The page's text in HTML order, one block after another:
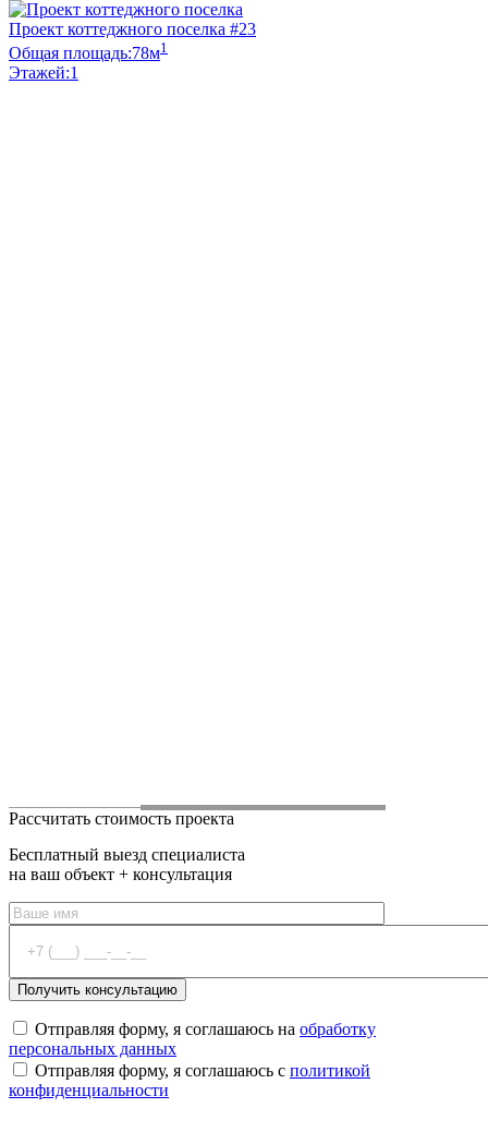
Проект коттеджного поселка #23
Общая площадь:78м1
Этажей:1
Рассчитать стоимость проекта
Бесплатный выезд специалиста
на ваш объект + консультация
Отправляя форму, я соглашаюсь на обработку
персональных данных
Отправляя форму, я соглашаюсь с политикой
конфиденциальности